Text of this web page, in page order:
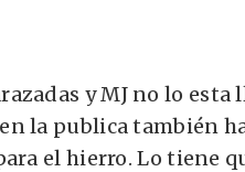
y MJ no lo esta
la publica también
el hierro. Lo tiene